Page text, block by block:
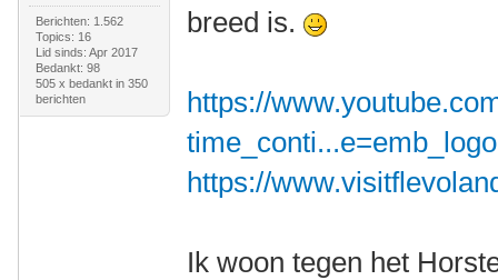
Berichten: 1.562
Topics: 16
Lid sinds: Apr 2017
Bedankt: 98
505 x bedankt in 350
berichten
breed is.
https://
time_conti...e=emb_logo
https://
Ik woon tegen het